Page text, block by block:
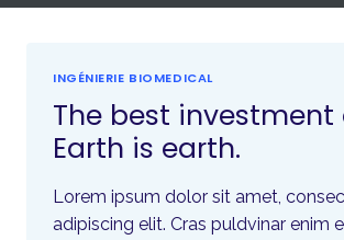
INGÉNIERIE BIOMEDICAL
The best investment
Earth is earth.
Lorem ipsum dolor sit amet,
adipiscing elit. Cras puldvinar enim